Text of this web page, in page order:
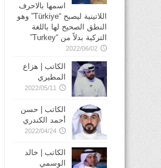
اسمها بالاحرف
اللاتينية ليصبح “Türkiye” وهو
النطق الصحيح لها باللغة
التركية بدلاً من “Turkey”
2022/06/02
الكاتب | هزاع
المطيري
2022/05/11
الكاتب | حسن
أحمد الكندري
2022/04/24
الكاتب | خالد
الوسمي